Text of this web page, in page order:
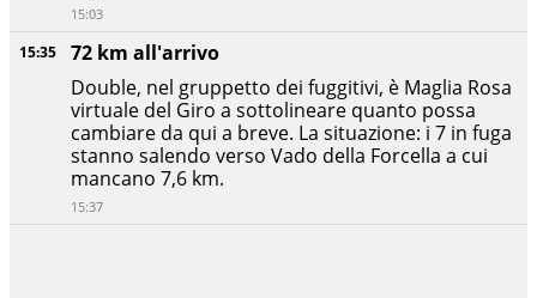
15:35
72 km all'arrivo
Double, nel gruppetto dei fuggitivi, è Maglia Rosa
virtuale del Giro a sottolineare quanto possa
cambiare da qui a breve. La situazione: i 7 in fuga
stanno salendo verso Vado della Forcella a cui
mancano 7,6 km.
15:37
15:03